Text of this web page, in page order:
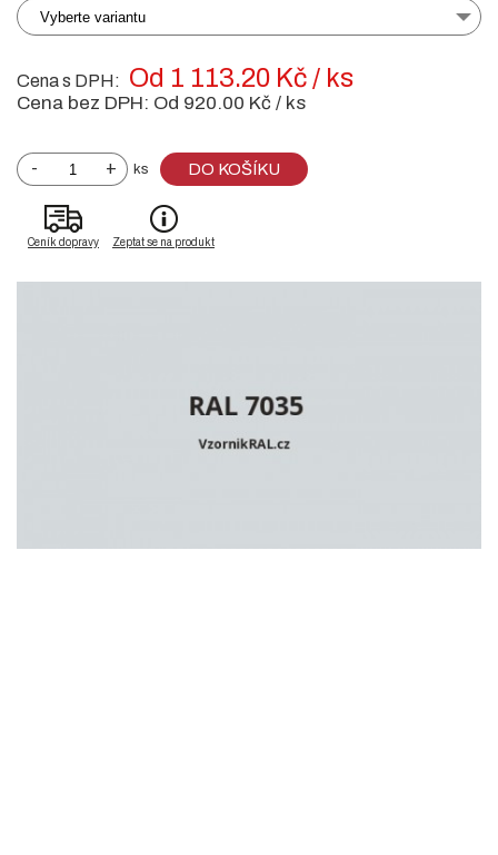
Vyberte variantu
Cena s DPH: Od 1 113.20 Kč / ks
Cena bez DPH: Od 920.00 Kč / ks
- + ks DO KOŠÍKU
Ceník dopravy Zeptat se na produkt